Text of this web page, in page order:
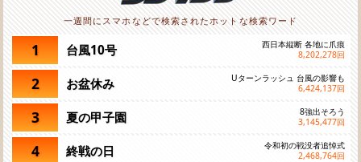
一週間にスマホなどで検索されたホットな検索ワード
1 台風10号
西日本縦断 各地に爪痕
8,202,278回
2 お盆休み
Uターンラッシュ 台風の影響も
6,424,137回
3 夏の甲子園
8強出そろう
3,145,477回
4 終戦の日
令和初の戦没者追悼式
2,468,764回